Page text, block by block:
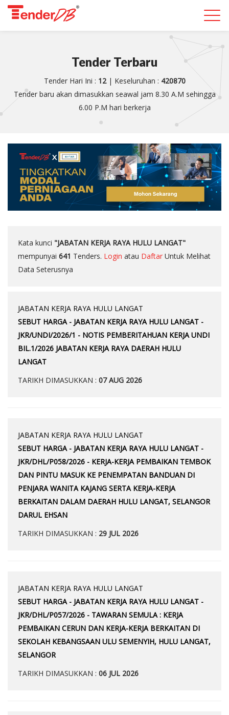
Tender Terbaru
Tender Hari Ini : 12| Keseluruhan : 420870
Tender baru akan dimasukkan seawal jam 8.30 A.M sehingga
6.00 P.M hari berkerja
Kata kunci "JABATAN KERJA RAYA HULU LANGAT"
mempunyai 641 Tenders. Login atau Daftar Untuk Melihat
Data Seterusnya
JABATAN KERJA RAYA HULU LANGAT
SEBUT HARGA - JABATAN KERJA RAYA HULU LANGAT -
JKR/UNDI/2026/1 - NOTIS PEMBERITAHUAN KERJA UNDI
BIL.1/2026 JABATAN KERJA RAYA DAERAH HULU
LANGAT
TARIKH DIMASUKKAN : 07 AUG 2026
JABATAN KERJA RAYA HULU LANGAT
SEBUT HARGA - JABATAN KERJA RAYA HULU LANGAT -
JKR/DHL/P058/2026 - KERJA-KERJA PEMBAIKAN TEMBOK
DAN PINTU MASUK KE PENEMPATAN BANDUAN DI
PENJARA WANITA KAJANG SERTA KERJA-KERJA
BERKAITAN DALAM DAERAH HULU LANGAT, SELANGOR
DARUL EHSAN
TARIKH DIMASUKKAN : 29 JUL 2026
JABATAN KERJA RAYA HULU LANGAT
SEBUT HARGA - JABATAN KERJA RAYA HULU LANGAT -
JKR/DHL/P057/2026 - TAWARAN SEMULA : KERJA
PEMBAIKAN CERUN DAN KERJA-KERJA BERKAITAN DI
SEKOLAH KEBANGSAAN ULU SEMENYIH, HULU LANGAT,
SELANGOR
TARIKH DIMASUKKAN : 06 JUL 2026